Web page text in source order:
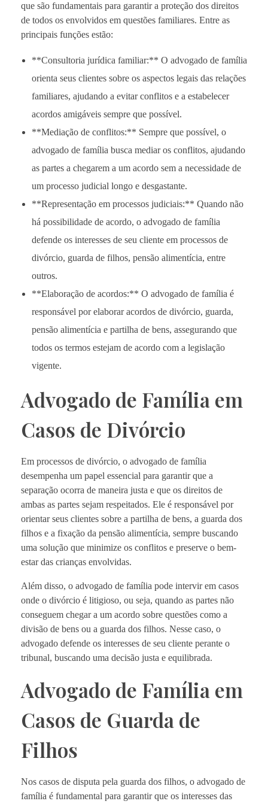
que são fundamentais para garantir a proteção dos direitos
de todos os envolvidos em questões familiares. Entre as
principais funções estão:
**Consultoria jurídica familiar:** O advogado de família
orienta seus clientes sobre os aspectos legais das relações
familiares, ajudando a evitar conflitos e a estabelecer
acordos amigáveis sempre que possível.
**Mediação de conflitos:** Sempre que possível, o
advogado de família busca mediar os conflitos, ajudando
as partes a chegarem a um acordo sem a necessidade de
um processo judicial longo e desgastante.
**Representação em processos judiciais:** Quando não
há possibilidade de acordo, o advogado de família
defende os interesses de seu cliente em processos de
divórcio, guarda de filhos, pensão alimentícia, entre
outros.
**Elaboração de acordos:** O advogado de família é
responsável por elaborar acordos de divórcio, guarda,
pensão alimentícia e partilha de bens, assegurando que
todos os termos estejam de acordo com a legislação
vigente.
Advogado de Família em
Casos de Divórcio
Em processos de divórcio, o advogado de família
desempenha um papel essencial para garantir que a
separação ocorra de maneira justa e que os direitos de
ambas as partes sejam respeitados. Ele é responsável por
orientar seus clientes sobre a partilha de bens, a guarda dos
filhos e a fixação da pensão alimentícia, sempre buscando
uma solução que minimize os conflitos e preserve o bem-
estar das crianças envolvidas.
Além disso, o advogado de família pode intervir em casos
onde o divórcio é litigioso, ou seja, quando as partes não
conseguem chegar a um acordo sobre questões como a
divisão de bens ou a guarda dos filhos. Nesse caso, o
advogado defende os interesses de seu cliente perante o
tribunal, buscando uma decisão justa e equilibrada.
Advogado de Família em
Casos de Guarda de
Filhos
Nos casos de disputa pela guarda dos filhos, o advogado de
família é fundamental para garantir que os interesses das